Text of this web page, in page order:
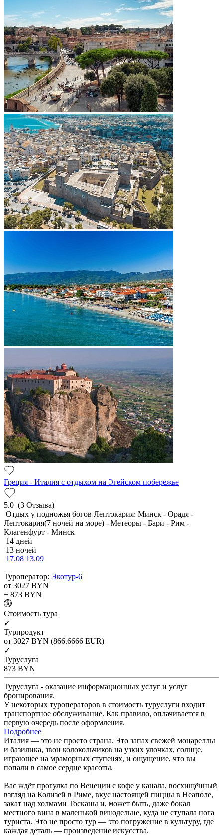
Греция - Италия с отдыхом на Эгейском побережье
5.0 (3 Отзыва)
Отдых у подножья богов Лептокария: Минск - Орадя -
Лептокария(7 ночей на море) - Метеоры - Бари - Рим -
Клагенфурт - Минск
14 дней
13 ночей
17.08 13.09
Туроператор: Экотур-6
от 3027 BYN
+ 873 BYN
Cтоимость тура
✓
Турпродукт
от 3027 BYN (866.6666 EUR)
✓
Туруслуга
873 BYN
Туруслуга - оказание информационных услуг и услуг
бронирования.
У некоторых туроператоров в стоимость туруслуги входит
транспортное обслуживание. Как правило, оплачивается в
первую очередь после оформления.
Подробнее
Италия — это не просто страна. Это запах свежей моцареллы
и базилика, звон колокольчиков на узких улочках, солнце,
играющее на мраморных ступенях, и ощущение, что вы
попали в самое сердце красоты.
Вас ждёт прогулка по Венеции с кофе у канала, восхищённый
взгляд на Колизей в Риме, вкус настоящей пиццы в Неаполе,
закат над холмами Тосканы и, может быть, даже бокал
местного вина в маленькой винодельне, куда не ступала нога
туриста. Это не просто тур — это погружение в культуру, где
каждая деталь — произведение искусства.